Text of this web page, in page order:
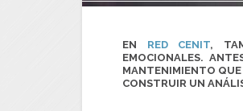
EN RED CENIT,
EMOCIONALES.
MANTENIMIENTO QUE
CONSTRUIR UN